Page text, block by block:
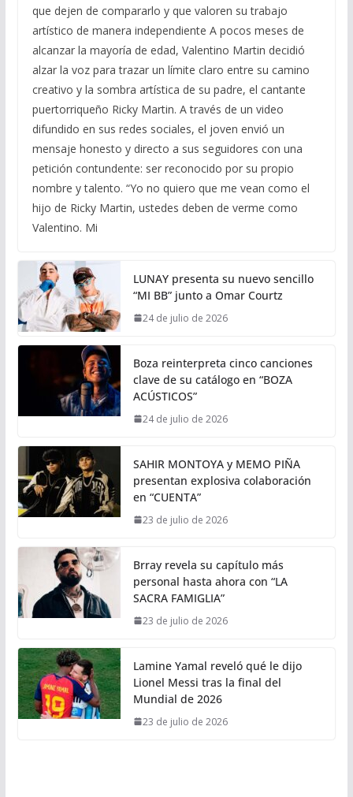
que dejen de compararlo y que valoren su trabajo
artístico de manera independiente A pocos meses de
alcanzar la mayoría de edad, Valentino Martin decidió
alzar la voz para trazar un límite claro entre su camino
creativo y la sombra artística de su padre, el cantante
puertorriqueño Ricky Martin. A través de un video
difundido en sus redes sociales, el joven envió un
mensaje honesto y directo a sus seguidores con una
petición contundente: ser reconocido por su propio
nombre y talento. “Yo no quiero que me vean como el
hijo de Ricky Martin, ustedes deben de verme como
Valentino. Mi
LUNAY presenta su nuevo sencillo
“MI BB” junto a Omar Courtz
24 de julio de 2026
Boza reinterpreta cinco canciones
clave de su catálogo en “BOZA
ACÚSTICOS”
24 de julio de 2026
SAHIR MONTOYA y MEMO PIÑA
presentan explosiva colaboración
en “CUENTA”
23 de julio de 2026
Brray revela su capítulo más
personal hasta ahora con “LA
SACRA FAMIGLIA”
23 de julio de 2026
Lamine Yamal reveló qué le dijo
Lionel Messi tras la final del
Mundial de 2026
23 de julio de 2026